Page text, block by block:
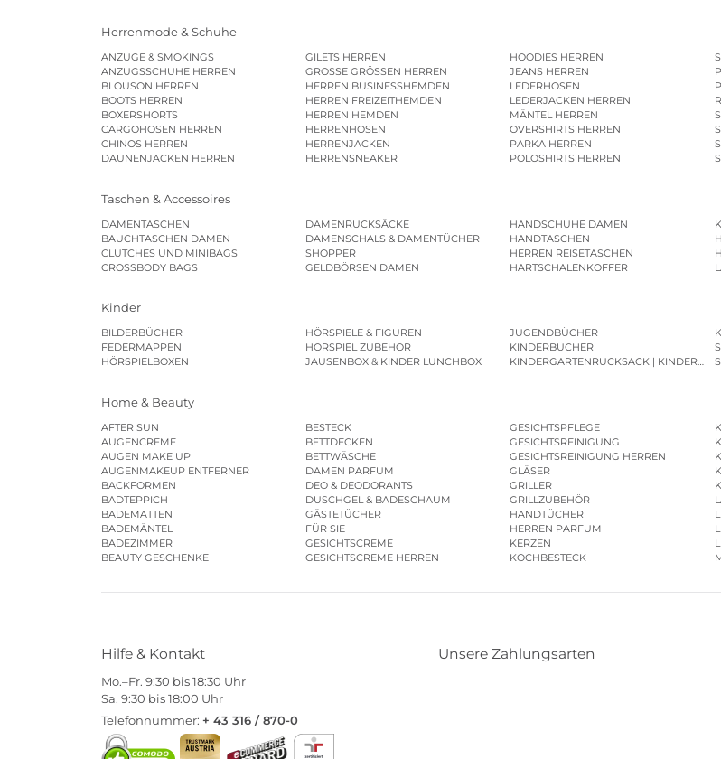
Herrenmode & Schuhe
ANZÜGE & SMOKINGS
ANZUGSSCHUHE HERREN
BLOUSON HERREN
BOOTS HERREN
BOXERSHORTS
CARGOHOSEN HERREN
CHINOS HERREN
DAUNENJACKEN HERREN
GILETS HERREN
GROSSE GRÖSSEN HERREN
HERREN BUSINESSHEMDEN
HERREN FREIZEITHEMDEN
HERREN HEMDEN
HERRENHOSEN
HERRENJACKEN
HERRENSNEAKER
HOODIES HERREN
JEANS HERREN
LEDERHOSEN
LEDERJACKEN HERREN
MÄNTEL HERREN
OVERSHIRTS HERREN
PARKA HERREN
POLOSHIRTS HERREN
Taschen & Accessoires
DAMENTASCHEN
BAUCHTASCHEN DAMEN
CLUTCHES UND MINIBAGS
CROSSBODY BAGS
DAMENRUCKSÄCKE
DAMENSCHALS & DAMENTÜCHER
SHOPPER
GELDBÖRSEN DAMEN
HANDSCHUHE DAMEN
HANDTASCHEN
HERREN REISETASCHEN
HARTSCHALENKOFFER
Kinder
BILDERBÜCHER
FEDERMAPPEN
HÖRSPIELBOXEN
HÖRSPIELE & FIGUREN
HÖRSPIEL ZUBEHÖR
JAUSENBOX & KINDER LUNCHBOX
JUGENDBÜCHER
KINDERBÜCHER
Home & Beauty
AFTER SUN
AUGENCREME
AUGEN MAKE UP
AUGENMAKEUP ENTFERNER
BACKFORMEN
BADTEPPICH
BADEMATTEN
BADEMÄNTEL
BADEZIMMER
BEAUTY GESCHENKE
BESTECK
BETTDECKEN
BETTWÄSCHE
DAMEN PARFUM
DEO & DEODORANTS
DUSCHGEL & BADESCHAUM
GÄSTETÜCHER
FÜR SIE
GESICHTSCREME
GESICHTSCREME HERREN
GESICHTSPFLEGE
GESICHTSREINIGUNG
GESICHTSREINIGUNG HERREN
GLÄSER
GRILLER
GRILLZUBEHÖR
HANDTÜCHER
HERREN PARFUM
KERZEN
KOCHBESTECK
Hilfe & Kontakt
Mo.–Fr. 9:30 bis 18:30 Uhr
Sa. 9:30 bis 18:00 Uhr
Telefonnummer: + 43 316 / 870-0
Unsere Zahlungsarten